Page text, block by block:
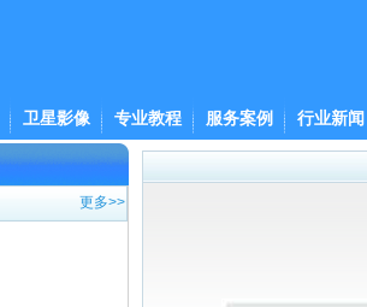
卫星影像 专业教程 服务案例 行业新闻
更多>>